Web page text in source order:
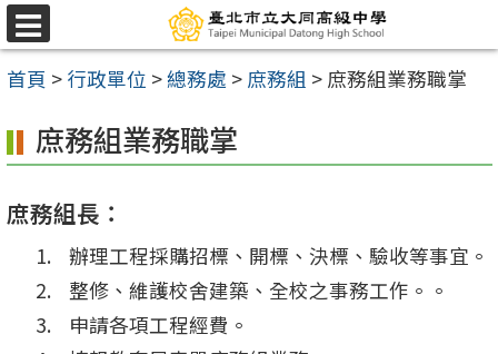
跳
至
主
內
區
選
單
首頁 > 行政單位 >總務處 > 庶務組 > 庶務組業務職掌
庶務組業務職掌
庶務組長：
辦理工程採購招標、開標、決標、驗收等事宜。
整修、維護校舍建築、全校之事務工作。。
申請各項工程經費。